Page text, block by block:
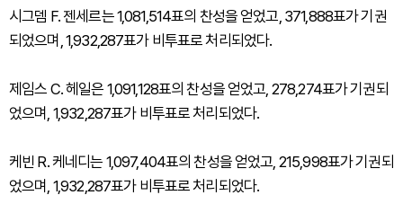
시그뎀 F. 젠세르는 1,081,514표의 찬성을 얻었고, 371,888표가 기권
되었으며, 1,932,287표가 비투표로 처리되었다.
제임스 C. 헤일은 1,091,128표의 찬성을 얻었고, 278,274표가 기권되
었으며, 1,932,287표가 비투표로 처리되었다.
케빈 R. 케네디는 1,097,404표의 찬성을 얻었고, 215,998표가 기권되
었으며, 1,932,287표가 비투표로 처리되었다.